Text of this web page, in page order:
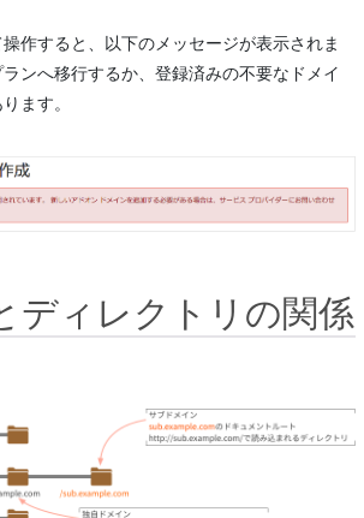
作すると、以下のメッセージが表示されま
ンへ移行するか、登録済みの不要なドメイ
ます。
ディレクトリの関係